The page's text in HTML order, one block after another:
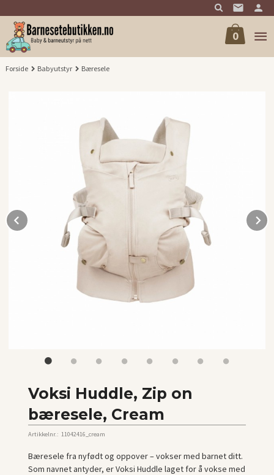
til
innholdet
0
Forside Babyutstyr Bæresele
Voksi Huddle, Zip on
bæresele, Cream
Artikkelnr.: 11042416_cream
Bæresele fra nyfødt og oppover – vokser med barnet ditt.
Som navnet antyder, er Voksi Huddle laget for å vokse med